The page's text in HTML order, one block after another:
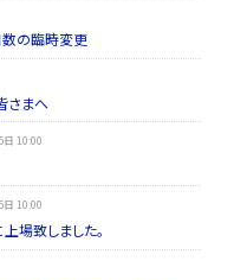
数の臨時変更
さまへ
10:00
10:00
場致しました。